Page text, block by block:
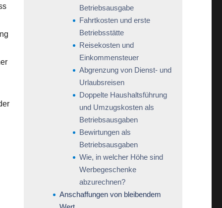
Betriebsausgabe
Fahrtkosten und erste
Betriebsstätte
Reisekosten und
Einkommensteuer
Abgrenzung von Dienst- und
Urlaubsreisen
Doppelte Haushaltsführung
und Umzugskosten als
Betriebsausgaben
Bewirtungen als
Betriebsausgaben
Wie, in welcher Höhe sind
Werbegeschenke
abzurechnen?
Anschaffungen von bleibendem